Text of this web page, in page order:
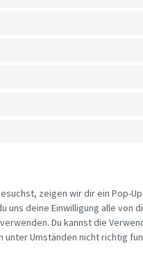
zeigen wir dir ein Pop-
uns deine Einwilligung alle von
Du kannst die
Umständen nicht richtig